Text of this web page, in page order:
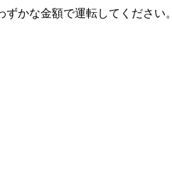
かな金額で運転してください。